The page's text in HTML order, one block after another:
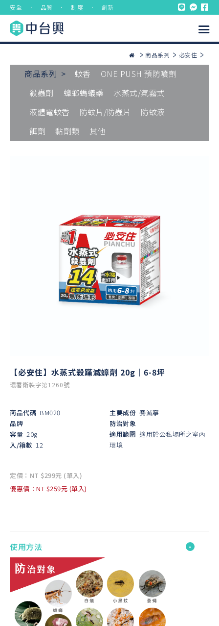
安全 ． 品質 ． 制度 ． 創新
商品系列 必安住
商品系列 > 蚊香
ONE PUSH 預防噴劑
殺蟲劑
蟑螂螞蟻藥
水蒸式/氣霧式
液體電蚊香
防蚊片/防蟲片
防蚊液
餌劑
黏劑類 其他
【必安住】水蒸式殺蹣滅蟑劑 20g｜6-8坪
環署衛製字第1260號
商品代碼 BM020
品牌
容量 20g
入/箱數 12
主要成份 賽滅寧
防治對象
適用範圍 適用於公私場所之室內
環境
定價：NT $299元 (單入)
優惠價：NT $259元 (單入)
使用方法